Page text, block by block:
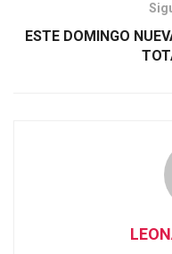
ESTE DOMINGO